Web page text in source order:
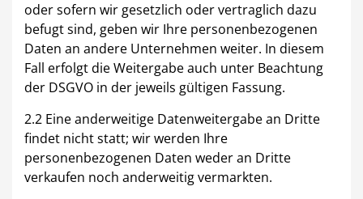
oder sofern wir gesetzlich oder vertraglich dazu
befugt sind, geben wir Ihre personenbezogenen
Daten an andere Unternehmen weiter. In diesem
Fall erfolgt die Weitergabe auch unter Beachtung
der DSGVO in der jeweils gültigen Fassung.
2.2 Eine anderweitige Datenweitergabe an Dritte
findet nicht statt; wir werden Ihre
personenbezogenen Daten weder an Dritte
verkaufen noch anderweitig vermarkten.